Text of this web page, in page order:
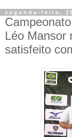
segunda-feira,
Léo Mansor
satisfeito